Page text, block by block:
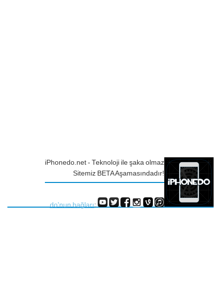
iPhonedo.net - Teknoloji ile şaka olmaz
Sitemiz BETA Aşamasındadır!
do'nun bağları: